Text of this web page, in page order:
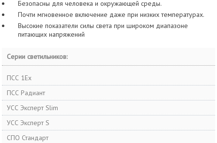
Безопасны для человека и окружающей среды.
Почти мгновенное включение даже при низких температурах.
Высокие показатели силы света при широком диапазоне
питающих напряжений
Серии светильников:
ПСС 1Ex
ПСС Радиант
УСС Эксперт Slim
УСС Эксперт S
СПО Стандарт